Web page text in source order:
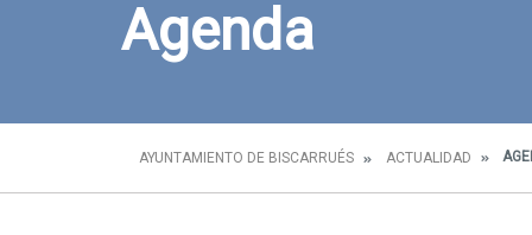
Agenda
AYUNTAMIENTO DE BISCARRUÉS ACTUALIDAD